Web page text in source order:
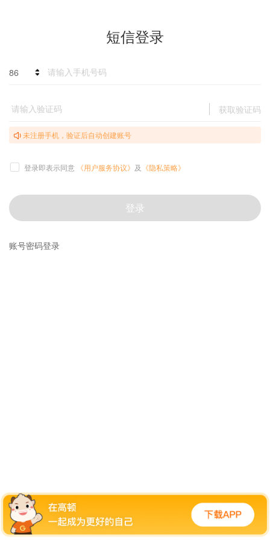
短信登录
86
获取验证码
未注册手机，验证后自动创建账号
登录即表示同意 《用户服务协议》 及 《隐私策略》
登录
账号密码登录